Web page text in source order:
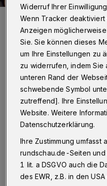
Der BHC spielte erstmals
Foto: Dirk Freund
Von Jörn Koldehoff
D er BHC führte
Schmidt mit 2:0.
Partie aber auf 2:3
zunächst. Die
Widerruf Ihrer
Wenn Tracker deaktiviert
Anzeigen
Sie. Sie können dieses
um Ihre Einstellungen zu
zu widerrufen, indem Sie
unteren Rand der
schwebende Symbol
zutreffend]. Ihre
Website. Weitere
Datenschutzerklärung.
Ihre Zustimmung umfasst
rundschau.de-Seiten und
1 lit. a DSGVO auch die
des EWR, z.B. in den USA